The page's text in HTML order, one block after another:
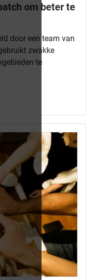
om beter te
door een team van
zwakke
te